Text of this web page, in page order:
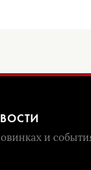
и